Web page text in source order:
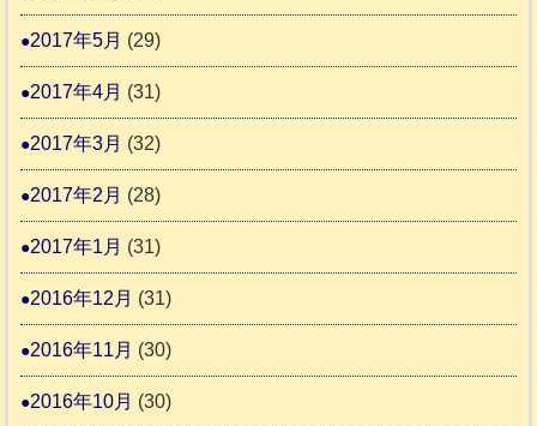
2017年5月 (29)
2017年4月 (31)
2017年3月 (32)
2017年2月 (28)
2017年1月 (31)
2016年12月 (31)
2016年11月 (30)
2016年10月 (30)